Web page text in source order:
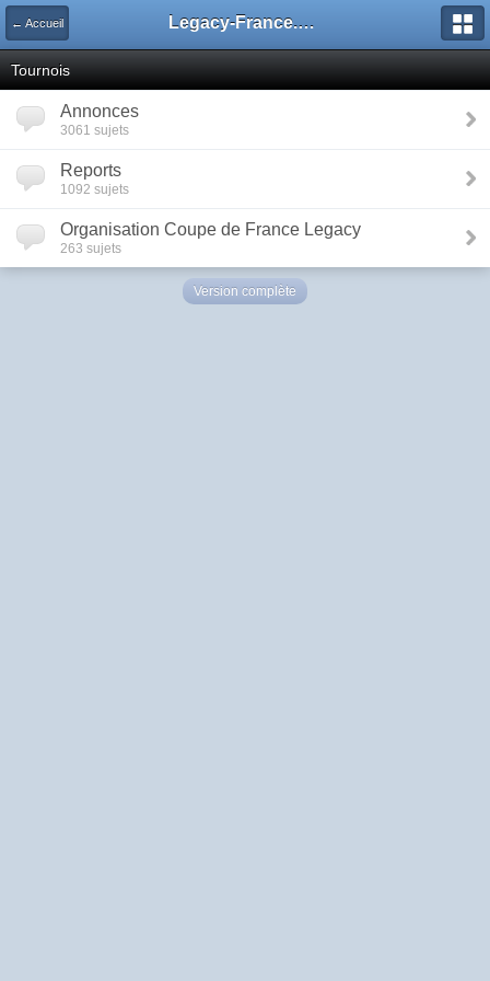
← Accueil Legacy-France.org - Forum
Tournois
Annonces
3061 sujets
Reports
1092 sujets
Organisation Coupe de France Legacy
263 sujets
Version complète